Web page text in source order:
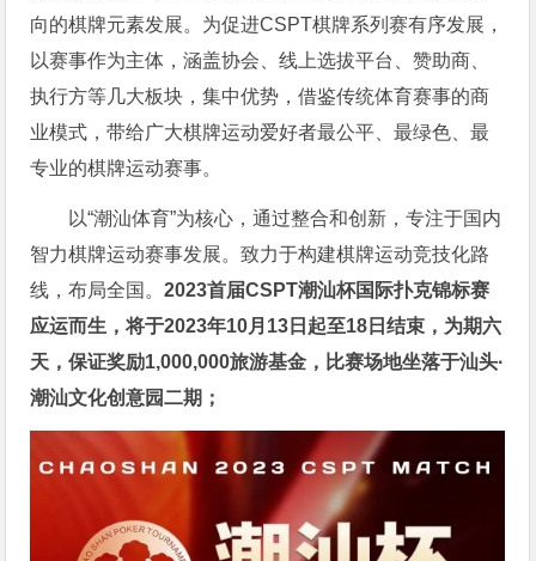
向的棋牌元素发展。为促进CSPT棋牌系列赛有序发展，
以赛事作为主体，涵盖协会、线上选拔平台、赞助商、
执行方等几大板块，集中优势，借鉴传统体育赛事的商
业模式，带给广大棋牌运动爱好者最公平、最绿色、最
专业的棋牌运动赛事。
以“潮汕体育”为核心，通过整合和创新，专注于国内
智力棋牌运动赛事发展。致力于构建棋牌运动竞技化路
线，布局全国。2023首届CSPT潮汕杯国际扑克锦标赛
应运而生，将于2023年10月13日起至18日结束，为期六
天，保证奖励1,000,000旅游基金，比赛场地坐落于汕头·
潮汕文化创意园二期；